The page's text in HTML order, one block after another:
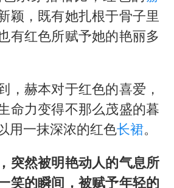
颖，既有她扎根于骨子里
有红色所赋予她的艳丽多
，赫本对于红色的喜爱，
命力变得不那么茂盛的暮
用一抹深浓的红色长裙。
突然被明艳动人的气息所
笑的瞬间，被赋予年轻的